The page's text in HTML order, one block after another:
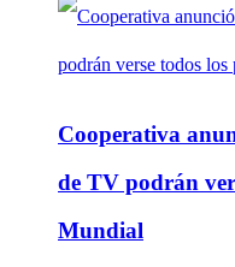
Cooperativa
de TV podrán
Mundial